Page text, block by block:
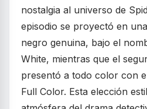
nostalgia al universo de
episodio se proyectó en
negro genuina, bajo el
White, mientras que el
presentó a todo color con
Full Color. Esta elección